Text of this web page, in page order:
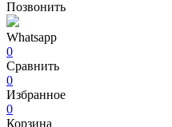
Позвонить
Whatsapp
0
Сравнить
0
Избранное
0
Корзина